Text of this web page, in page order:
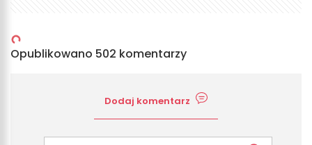
Opublikowano 502 komentarzy
Dodaj komentarz